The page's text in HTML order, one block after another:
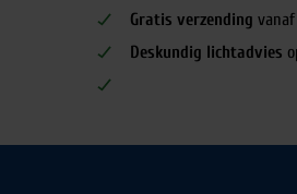
Gratis verzending
Deskundig lichtadvies